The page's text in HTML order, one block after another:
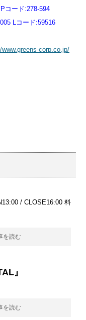
コード:278-594
Lコード:59516
www.greens-corp.co.jp/
/ CLOSE16:00 料
を読む
』
を読む